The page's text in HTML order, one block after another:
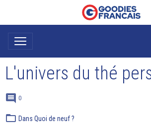
L'univers du thé
0
Dans Quoi de neuf ?